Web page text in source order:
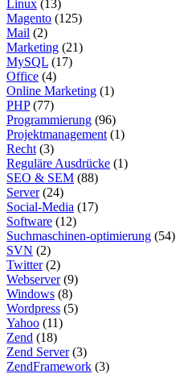
Linux (13)
Magento (125)
Mail (2)
Marketing (21)
MySQL (17)
Office (4)
Online Marketing (1)
PHP(77)
Programmierung (96)
Projektmanagement (1)
Recht (3)
Reguläre Ausdrücke (1)
SEO & SEM (88)
Server(24)
Social-Media (17)
Software (12)
Suchmaschinen-optimierung (54)
SVN (2)
Twitter(2)
Webserver(9)
Windows (8)
Wordpress (5)
Yahoo (11)
Zend (18)
Zend Server(3)
ZendFramework (3)